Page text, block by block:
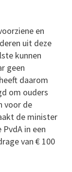
en
uit deze
kunnen
geen
daarom
om ouders
voor de
de minister
in een
van € 100